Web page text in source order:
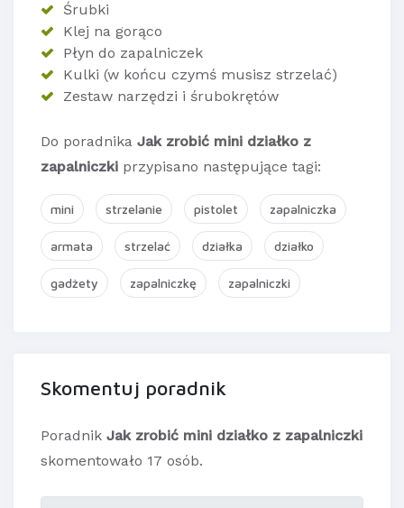
Śrubki
Klej na gorąco
Płyn do zapalniczek
Kulki (w końcu czymś musisz strzelać)
Zestaw narzędzi i śrubokrętów
Do poradnika Jak zrobić mini działko z
zapalniczki przypisano następujące tagi:
mini strzelanie pistolet zapalniczka
armata strzelać działka działko
gadżety zapalniczkę zapalniczki
Skomentuj poradnik
Poradnik Jak zrobić mini działko z zapalniczki
skomentowało 17 osób.